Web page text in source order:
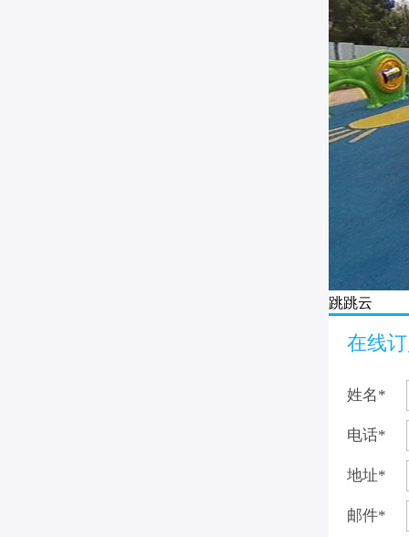
跳跳云
在线
姓名*
电话*
地址*
邮件*